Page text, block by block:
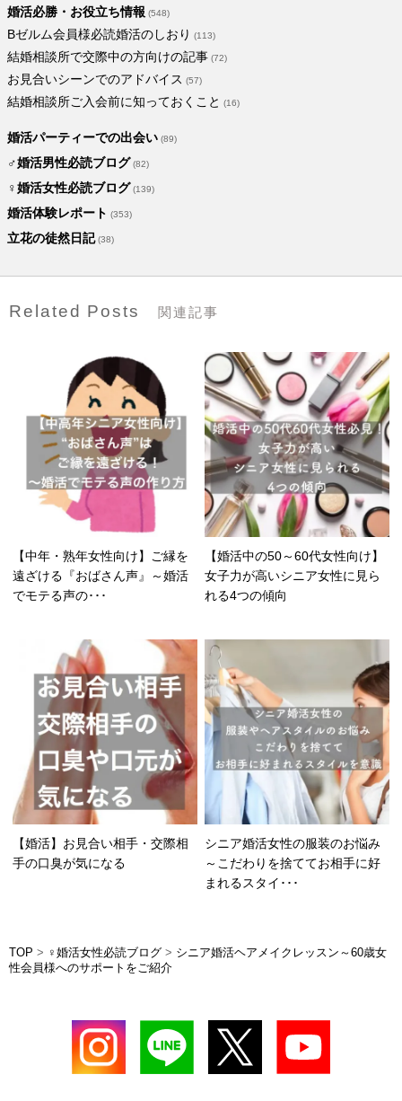
婚活必勝・お役立ち情報 (548)
Bゼルム会員様必読婚活のしおり (113)
結婚相談所で交際中の方向けの記事 (72)
お見合いシーンでのアドバイス (57)
結婚相談所ご入会前に知っておくこと (16)
婚活パーティーでの出会い (89)
♂婚活男性必読ブログ (82)
♀婚活女性必読ブログ (139)
婚活体験レポート (353)
立花の徒然日記(38)
Related Posts 関連記事
【中年・熟年女性向け】ご縁を
遠ざける『おばさん声』～婚活
でモテる声の･･･
【婚活中の50～60代女性向け】
女子力が高いシニア女性に見ら
れる4つの傾向
【婚活】お見合い相手・交際相
手の口臭が気になる
シニア婚活女性の服装のお悩み
～こだわりを捨ててお相手に好
まれるスタイ･･･
TOP > ♀婚活女性必読ブログ > シニア婚活ヘアメイクレッスン～60歳女
性会員様へのサポートをご紹介